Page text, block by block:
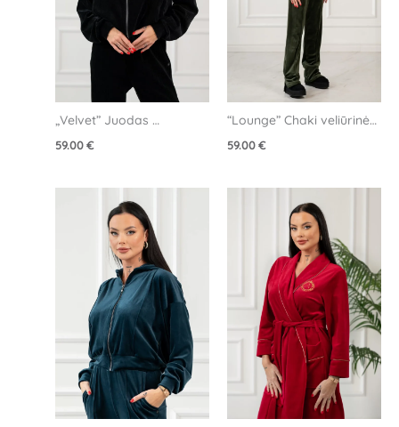
„Velvet” Juodas
59.00€
“Lounge” Chaki veliūrinės
59.00€
range:
99.00 €
through
109.00 €